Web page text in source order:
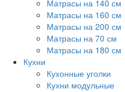
Матрасы на 140 см
Матрасы на 160 см
Матрасы на 200 см
Матрасы на 70 см
Матрасы на 180 см
Кухни
Кухонные уголки
Кухни модульные